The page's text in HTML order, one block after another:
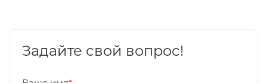
Задайте свой вопрос!